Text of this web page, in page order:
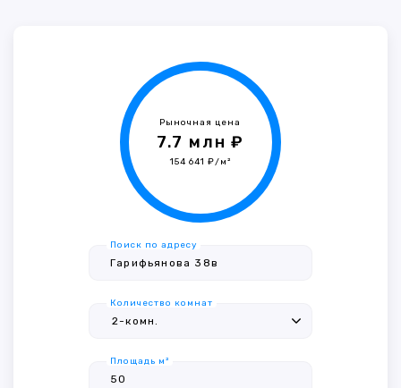
Рыночная цена
7.7 млн ₽
154 641 ₽/м²
Поиск по адресу
Количество комнат
Площадь м²